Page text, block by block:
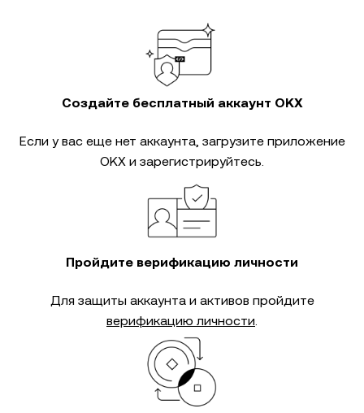
Создайте бесплатный аккаунт OKX
Если у вас еще нет аккаунта, загрузите приложение
OKX и зарегистрируйтесь.
Пройдите верификацию личности
Для защиты аккаунта и активов пройдите
верификацию личности.